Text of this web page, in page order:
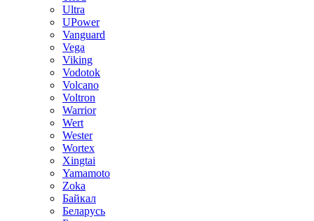
Ultra
UPower
Vanguard
Vega
Viking
Vodotok
Volcano
Voltron
Warrior
Wert
Wester
Wortex
Xingtai
Yamamoto
Zoka
Байкал
Беларусь